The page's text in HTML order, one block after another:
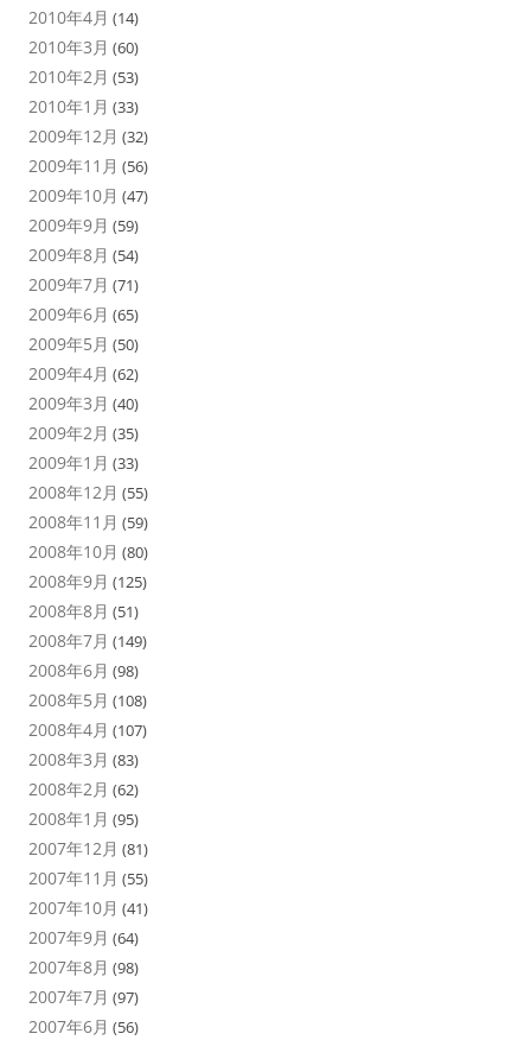
2010年4月 (14)
2010年3月 (60)
2010年2月 (53)
2010年1月 (33)
2009年12月 (32)
2009年11月 (56)
2009年10月 (47)
2009年9月 (59)
2009年8月 (54)
2009年7月 (71)
2009年6月 (65)
2009年5月 (50)
2009年4月 (62)
2009年3月 (40)
2009年2月 (35)
2009年1月 (33)
2008年12月 (55)
2008年11月 (59)
2008年10月 (80)
2008年9月 (125)
2008年8月 (51)
2008年7月 (149)
2008年6月 (98)
2008年5月 (108)
2008年4月 (107)
2008年3月 (83)
2008年2月 (62)
2008年1月 (95)
2007年12月 (81)
2007年11月 (55)
2007年10月 (41)
2007年9月 (64)
2007年8月 (98)
2007年7月 (97)
2007年6月 (56)